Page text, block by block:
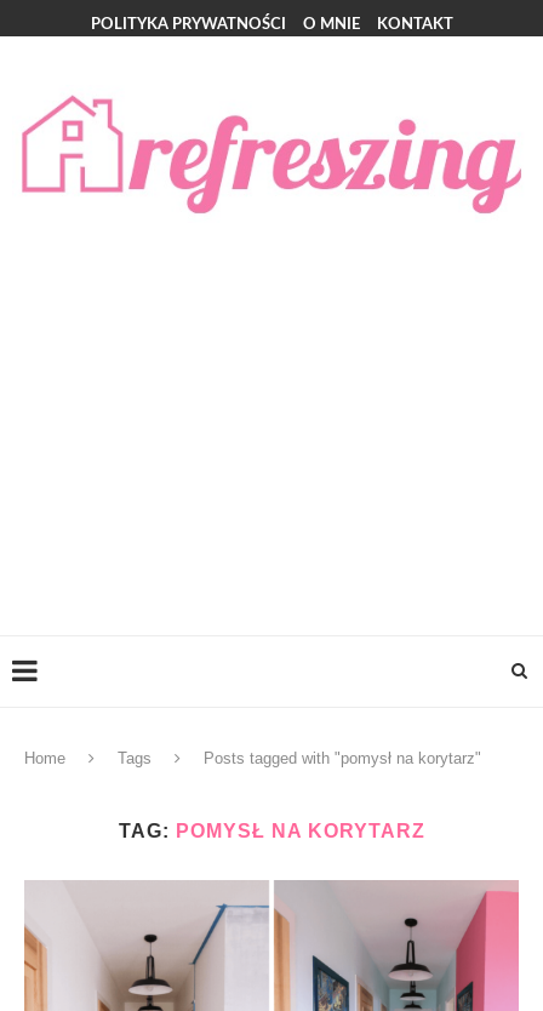
POLITYKA PRYWATNOŚCI O MNIE KONTAKT
Home Tags Posts tagged with "pomysł na korytarz"
TAG: POMYSŁ NA KORYTARZ